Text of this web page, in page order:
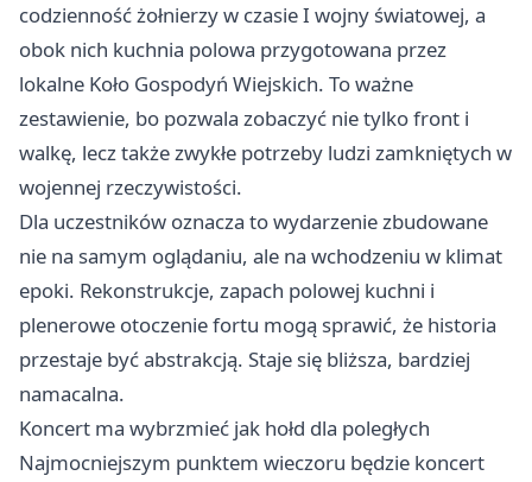
codzienność żołnierzy w czasie I wojny światowej, a
obok nich kuchnia polowa przygotowana przez
lokalne Koło Gospodyń Wiejskich. To ważne
zestawienie, bo pozwala zobaczyć nie tylko front i
walkę, lecz także zwykłe potrzeby ludzi zamkniętych w
wojennej rzeczywistości.
Dla uczestników oznacza to wydarzenie zbudowane
nie na samym oglądaniu, ale na wchodzeniu w klimat
epoki. Rekonstrukcje, zapach polowej kuchni i
plenerowe otoczenie fortu mogą sprawić, że historia
przestaje być abstrakcją. Staje się bliższa, bardziej
namacalna.
Koncert ma wybrzmieć jak hołd dla poległych
Najmocniejszym punktem wieczoru będzie koncert